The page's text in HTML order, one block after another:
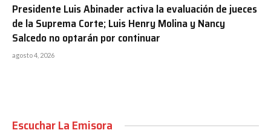
Presidente Luis Abinader activa la evaluación de jueces
de la Suprema Corte; Luis Henry Molina y Nancy
Salcedo no optarán por continuar
agosto 4, 2026
Escuchar La Emisora